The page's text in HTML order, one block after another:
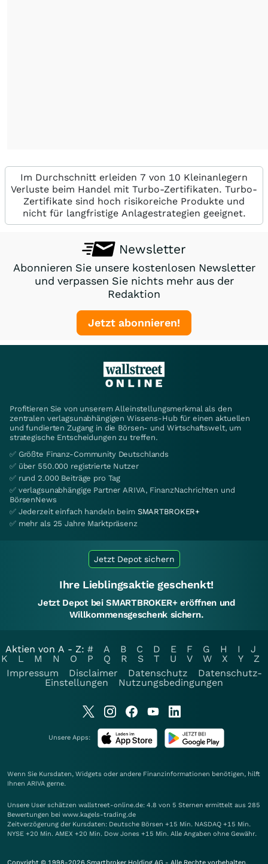
Im Durchschnitt erleiden 7 von 10 Kleinanlegern
Verluste beim Handel mit Turbo-Zertifikaten. Turbo-
Zertifikate sind hoch risikoreiche Produkte und
nicht für langfristige Anlagestrategien geeignet.
Newsletter
Abonnieren Sie unsere kostenlosen Newsletter
und verpassen Sie nichts mehr aus der
Redaktion
Jetzt abonnieren!
Profitieren Sie von unserem Alleinstellungsmerkmal als den
zentralen verlagsunabhängigen Wissens-Hub für einen aktuellen
und fundierten Zugang in die Börsen- und Wirtschaftswelt, um
strategische Entscheidungen zu treffen.
✅ Größte Finanz-Community Deutschlands
✅ über 550.000 registrierte Nutzer
✅ rund 2.000 Beiträge pro Tag
✅ verlagsunabhängige Partner ARIVA, FinanzNachrichten und
BörsenNews
✅ Jederzeit einfach handeln beim SMARTBROKER+
✅ mehr als 25 Jahre Marktpräsenz
Jetzt Depot sichern
Ihre Lieblingsaktie geschenkt!
Jetzt Depot bei SMARTBROKER+ eröffnen und
Willkommensgeschenk sichern.
Aktien von A - Z: # A B C D E F G H I
J
K
L M N O P Q R S T U V W X Y
Z
Impressum
Disclaimer Datenschutz
Datenschutz-
Einstellungen
Nutzungsbedingungen
Unsere Apps:
Wenn Sie Kursdaten, Widgets oder andere Finanzinformationen benötigen, hilft
Ihnen ARIVA gerne.
Unsere User schätzen wallstreet-online.de: 4.8 von 5 Sternen ermittelt aus 285
Bewertungen bei www.kagels-trading.de
Zeitverzögerung der Kursdaten: Deutsche Börsen +15 Min. NASDAQ +15 Min.
NYSE +20 Min. AMEX +20 Min. Dow Jones +15 Min. Alle Angaben ohne Gewähr.